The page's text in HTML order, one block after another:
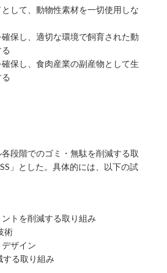
して、動物性素材を一切使用しな
保し、適切な環境で飼育された動
保し、食肉産業の副産物として生
段階でのゴミ・無駄を削減する取
」とした。具体的には、以下の試
トを削減する取り組み
術
ザイン
る取り組み